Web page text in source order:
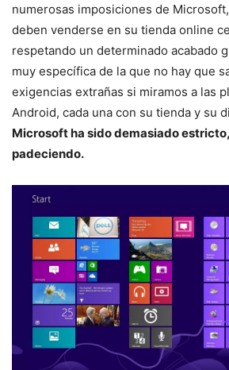
numerosas imposiciones de
deben venderse en su tienda online
respetando un determinado acabado
muy específica de la que no hay que
exigencias extrañas si miramos a las
Android, cada una con su tienda y su
Microsoft ha sido demasiado
padeciendo.